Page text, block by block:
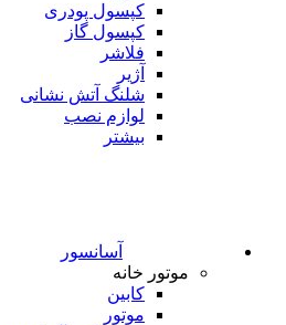
کپسول پودری
کپسول گاز
فلاشر
آژیر
شلنگ آتش نشانی
لوازم نصب
بیشتر
آسانسور
موتور خانه
کابین
موتور